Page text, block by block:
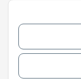
Zu MEGAZOO-
Versandpartner &